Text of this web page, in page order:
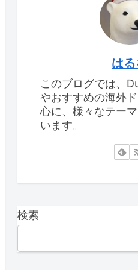
はる
このブログでは、
やおすすめの海外
心に、様々なテー
います。
検索